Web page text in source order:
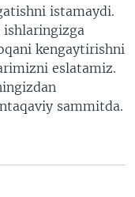
istamaydi.
kengaytirishni
eslatamiz.
sammitda.